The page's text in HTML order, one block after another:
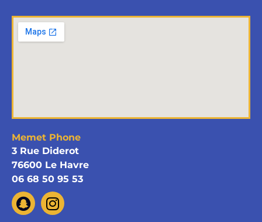
Memet Phone
3 Rue Diderot
76600 Le Havre
06 68 50 95 53